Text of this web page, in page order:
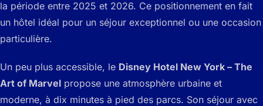
la période entre 2025 et 2026. Ce positionnement en fait
un hôtel idéal pour un séjour exceptionnel ou une occasion
particulière.
Un peu plus accessible, le Disney Hotel New York – The
Art of Marvel propose une atmosphère urbaine et
moderne, à dix minutes à pied des parcs. Son séjour avec